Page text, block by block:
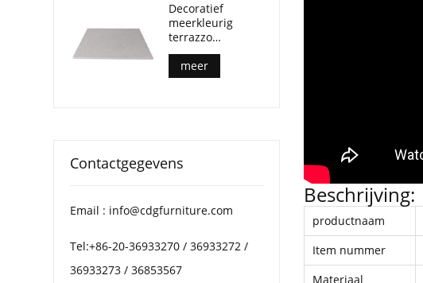
Beschrijving:
productnaam
Item nummer
Materiaal
Decoratief
meerkleurig
terrazzo
tafelblad voor
salontafels op
terras
meer
Contactgegevens
Email : info@cdgfurniture.com
Tel:+86-20-36933270 / 36933272 /
36933273 / 36853567